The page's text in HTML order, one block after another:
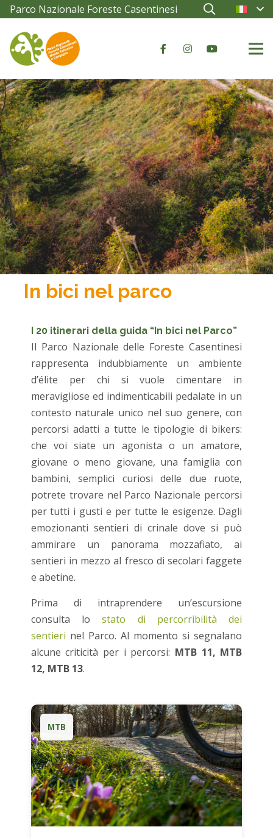
Parco Nazionale Foreste Casentinesi
In bici nel parco
I 20 itinerari della guida “In bici nel Parco”
Il Parco Nazionale delle Foreste Casentinesi
rappresenta indubbiamente un ambiente
d’élite per chi si vuole cimentare in
meravigliose ed indimenticabili pedalate in un
contesto naturale unico nel suo genere, con
percorsi adatti a tutte le tipologie di bikers:
che voi siate un agonista o un amatore,
giovane o meno giovane, una famiglia con
bambini, semplici curiosi delle due ruote,
potrete trovare nel Parco Nazionale percorsi
per tutti i gusti e per tutte le esigenze. Dagli
emozionanti sentieri di crinale dove si può
ammirare un panorama mozzafiato, ai
sentieri in mezzo al fresco di secolari faggete
e abetine.
Prima di intraprendere un’escursione
consulta lostato di percorribilità dei
sentieri nel Parco. Al momento si segnalano
alcune criticità per i percorsi: MTB 11, MTB
12, MTB 13.
MTB